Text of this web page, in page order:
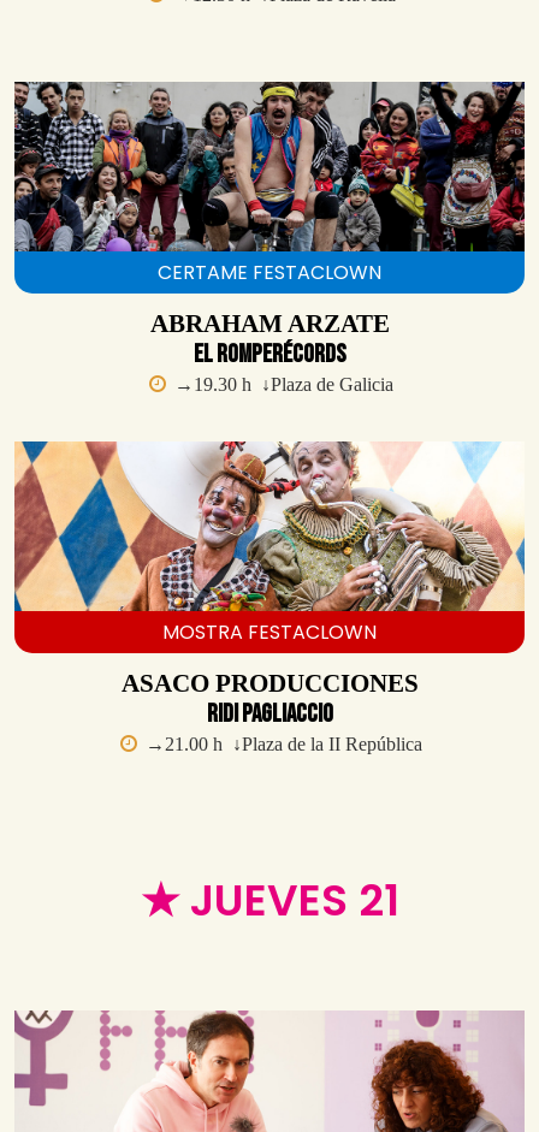
CERTAME FESTACLOWN
ABRAHAM ARZATE
El RomperÉcords
→19.30 h ↓Plaza de Galicia
MOSTRA FESTACLOWN
ASACO PRODUCCIONES
Ridi Pagliaccio
→21.00 h ↓Plaza de la II República
★ JUEVES 21